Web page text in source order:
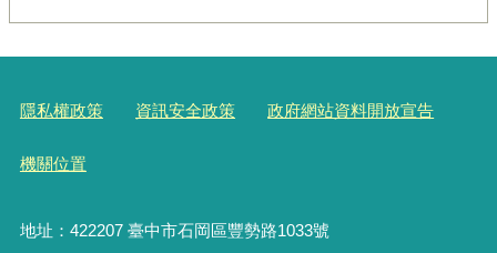
隱私權政策 資訊安全政策 政府網站資料開放宣告
機關位置
地址：422207 臺中市石岡區豐勢路1033號